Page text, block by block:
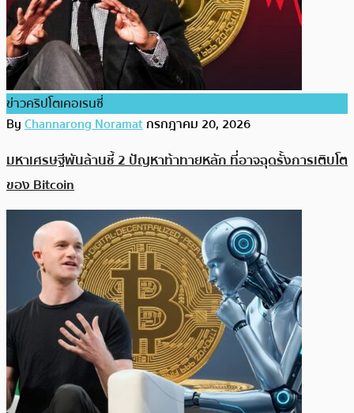
ข่าวคริปโตเคอเรนซี่
ByChannarong Noramatกรกฎาคม 20, 2026
มหาเศรษฐีพันล้านชี้ 2 ปัญหาท้าทายหลัก ที่อาจฉุดรั้งการเติบโต
ของ Bitcoin